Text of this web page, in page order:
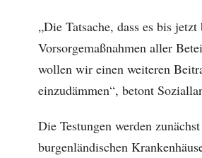
„Die Tatsache, dass es bis
Vorsorgemaßnahmen aller
wollen wir einen weiteren
einzudämmen“, betont
Die Testungen werden
burgenländischen